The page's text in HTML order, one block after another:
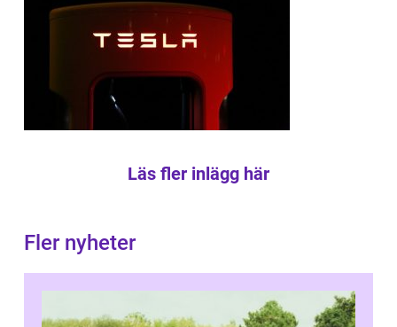
Läs fler inlägg här
Fler nyheter